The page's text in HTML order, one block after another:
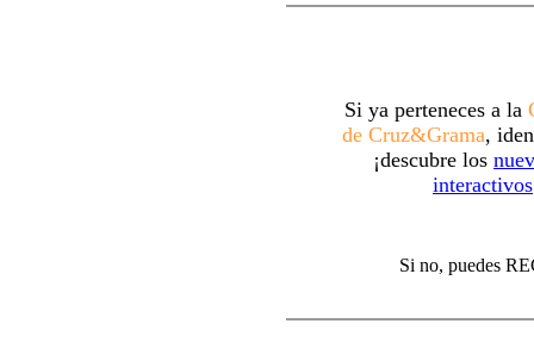
Si ya perteneces a la
de Cruz&Grama,
¡descubre los
interactivos
Si no, puedes